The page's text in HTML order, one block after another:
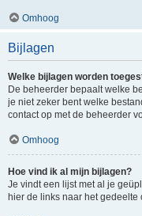
Omhoog
Bijlagen
Welke bijlagen worden
De beheerder bepaalt welke
je niet zeker bent welke
contact op met de beheerder
Omhoog
Hoe vind ik al mijn bijlagen?
Je vindt een lijst met al je
hier de links naar het gedeelte